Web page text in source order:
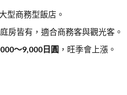
型商務型飯店。
房皆有，適合商務客與觀光客。
～9,000日圓 ，旺季會上漲。